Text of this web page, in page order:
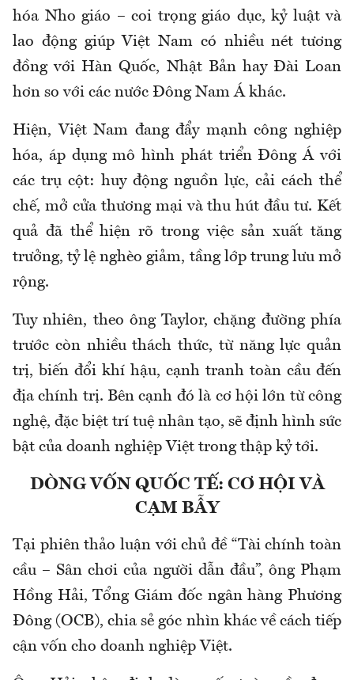
hóa Nho giáo – coi trọng giáo dục, kỷ luật và
lao động giúp Việt Nam có nhiều nét tương
đồng với Hàn Quốc, Nhật Bản hay Đài Loan
hơn so với các nước Đông Nam Á khác.
Hiện, Việt Nam đang đẩy mạnh công nghiệp
hóa, áp dụng mô hình phát triển Đông Á với
các trụ cột: huy động nguồn lực, cải cách thể
chế, mở cửa thương mại và thu hút đầu tư. Kết
quả đã thể hiện rõ trong việc sản xuất tăng
trưởng, tỷ lệ nghèo giảm, tầng lớp trung lưu mở
rộng.
Tuy nhiên, theo ông Taylor, chặng đường phía
trước còn nhiều thách thức, từ năng lực quản
trị, biến đổi khí hậu, cạnh tranh toàn cầu đến
địa chính trị. Bên cạnh đó là cơ hội lớn từ công
nghệ, đặc biệt trí tuệ nhân tạo, sẽ định hình sức
bật của doanh nghiệp Việt trong thập kỷ tới.
DÒNG VỐN QUỐC TẾ: CƠ HỘI VÀ
CẠM BẪY
Tại phiên thảo luận với chủ đề “Tài chính toàn
cầu – Sân chơi của người dẫn đầu”, ông Phạm
Hồng Hải, Tổng Giám đốc ngân hàng Phương
Đông (OCB), chia sẻ góc nhìn khác về cách tiếp
cận vốn cho doanh nghiệp Việt.